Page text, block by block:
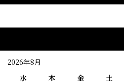
2026年8月
水 木 金 土